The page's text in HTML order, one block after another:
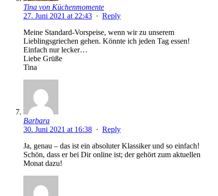
Tina von Küchenmomente
27. Juni 2021 at 22:43 · Reply
Meine Standard-Vorspeise, wenn wir zu unserem
Lieblingsgriechen gehen. Könnte ich jeden Tag essen!
Einfach nur lecker…
Liebe Grüße
Tina
Barbara
30. Juni 2021 at 16:38 · Reply
Ja, genau – das ist ein absoluter Klassiker und so einfach!
Schön, dass er bei Dir online ist; der gehört zum aktuellen
Monat dazu!